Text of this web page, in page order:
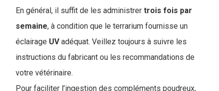
En général, il suffit de les administrer trois fois par
semaine, à condition que le terrarium fournisse un
éclairage UVadéquat. Veillez toujours à suivre les
instructions du fabricant ou les recommandations de
votre vétérinaire.
Pour faciliter l’ingestion des compléments poudreux,